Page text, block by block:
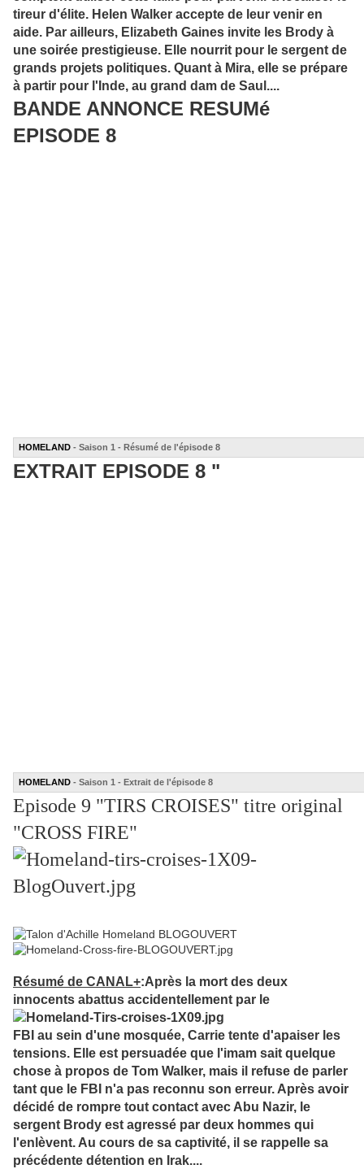
tireur d'élite. Helen Walker accepte de leur venir en
aide. Par ailleurs, Elizabeth Gaines invite les Brody à
une soirée prestigieuse. Elle nourrit pour le sergent de
grands projets politiques. Quant à Mira, elle se prépare
à partir pour l'Inde, au grand dam de Saul....
BANDE ANNONCE RESUMé
EPISODE 8
HOMELAND - Saison 1 - Résumé de l'épisode 8
EXTRAIT EPISODE 8 "
HOMELAND - Saison 1 - Extrait de l'épisode 8
Episode 9 "TIRS CROISES" titre original
"CROSS FIRE"
Résumé de CANAL+:Après la mort des deux
innocents abattus accidentellement par le
FBI au sein d'une mosquée, Carrie tente d'apaiser les
tensions. Elle est persuadée que l'imam sait quelque
chose à propos de Tom Walker, mais il refuse de parler
tant que le FBI n'a pas reconnu son erreur. Après avoir
décidé de rompre tout contact avec Abu Nazir, le
sergent Brody est agressé par deux hommes qui
l'enlèvent. Au cours de sa captivité, il se rappelle sa
précédente détention en Irak....